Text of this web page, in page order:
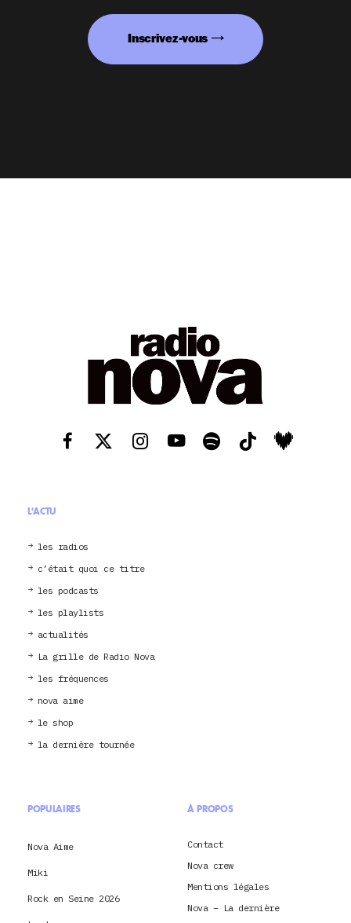
Inscrivez-vous
L'ACTU
les radios
c’était quoi ce titre
les podcasts
les playlists
actualités
La grille de Radio Nova
les fréquences
nova aime
le shop
la dernière tournée
POPULAIRES
Nova Aime
Miki
Rock en Seine 2026
À PROPOS
Contact
Nova crew
Mentions légales
Nova – La dernière